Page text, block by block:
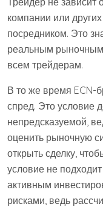
компании или
посредником. Это
реальным
всем трейдерам.
В то же время ECN-
спред. Это условие
непредсказуемой,
оценить рыночную
открыть сделку,
условие не
активным
рисками, ведь